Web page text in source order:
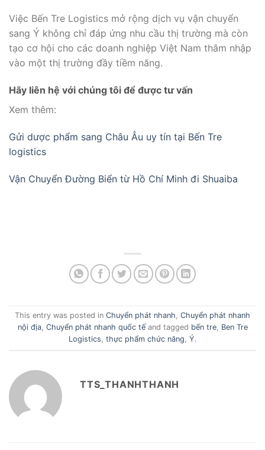
Việc Bến Tre Logistics mở rộng dịch vụ vận chuyển
sang Ý không chỉ đáp ứng nhu cầu thị trường mà còn
tạo cơ hội cho các doanh nghiệp Việt Nam thâm nhập
vào một thị trường đầy tiềm năng.
Hãy liên hệ với chúng tôi để được tư vấn
Xem thêm:
Gửi dược phẩm sang Châu Âu uy tín tại Bến Tre
logistics
Vận Chuyển Đường Biển từ Hồ Chí Minh đi Shuaiba
This entry was posted in Chuyển phát nhanh, Chuyển phát nhanh
nội địa, Chuyển phát nhanh quốc tếand tagged bến tre, Ben Tre
Logistics, thực phẩm chức năng, Ý.
TTS_THANHTHANH